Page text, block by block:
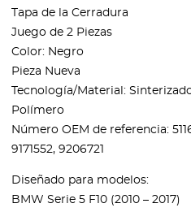
Tapa de la Cerradura
Juego de 2 Piezas
Color: Negro
Pieza Nueva
Tecnología/Material:
Polímero
Número OEM de referencia:
9171552, 9206721
Diseñado para modelos:
BMW Serie 5 F10 (2010 – 2017)